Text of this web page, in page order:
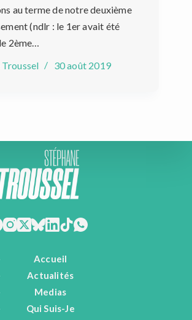
au terme de notre deuxième
(ndlr : le 1er avait été
2ème…
Troussel
30 août 2019
Accueil
Actualités
Medias
Qui Suis-Je